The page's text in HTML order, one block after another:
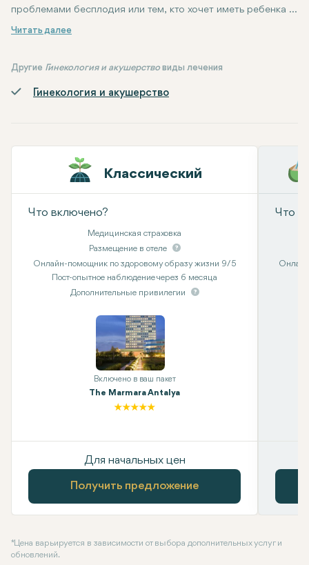
проблемами бесплодия или тем, кто хочет иметь ребенка с
помощью вспомогательной репродуктивной технологии.
1. Стимуляция:
2. Извлечение яйцеклеток:
3. Оплодотворение:
4. Культивирование эмбрионов:
5. Перенос эмбрионов:
6. Беременность:
ЭКО может быть очень сложным и эмоционально
Другие Гинекология и акушерство виды лечения
Гинекология и акушерство
Классический
Что включено?
Медицинская страховка
Размещение в отеле
Онлайн-помощник по здоровому образу жизни 9/5
Пост-опытное наблюдение через 6 месяца
Дополнительные привилегии
Включено в ваш пакет
The Marmara Antalya
Для начальных цен
Получить предложение
Что
* Цена варьируется в зависимости от выбора дополнительных услуг и
обновлений.